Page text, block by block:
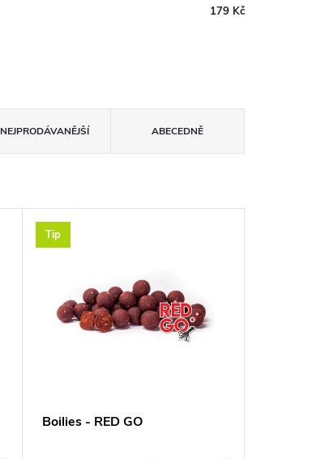
179 Kč
NEJPRODÁVANĚJŠÍ ABECEDNĚ
Tip
Boilies - RED GO